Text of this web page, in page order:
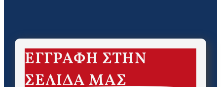
ΕΓΓΡΑΦΗ ΣΤΗΝ
ΣΕΛΙΔΑ ΜΑΣ